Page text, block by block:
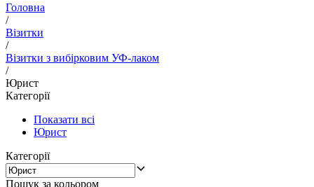
Головна
/
Візитки
/
Візитки з вибірковим УФ-лаком
/
Юрист
Категорії
Показати всі
Юрист
Категорії
Пошук за кольором